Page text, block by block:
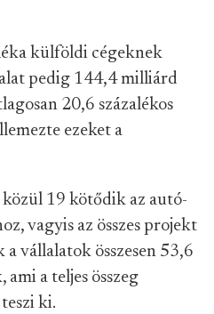
külföldi cégeknek
pedig 144,4 milliárd
20,6 százalékos
ezeket a
19 kötődik az autó-
vagyis az összes projekt
a vállalatok összesen 53,6
a teljes összeg
ki.